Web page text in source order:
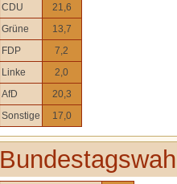
CDU
21,6
Grüne
13,7
FDP
7,2
Linke
2,0
AfD
20,3
Sonstige
17,0